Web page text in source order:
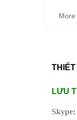
THIẾT
LƯU
Skype: